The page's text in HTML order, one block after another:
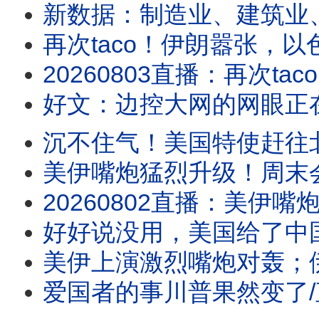
新数据：制造业、建筑
再次taco！伊朗嚣张，以
20260803直播：再次taco！伊朗嚣张，以色列沮丧，川普性格决定战争命运；新
好文：边控大网的网眼正
沉不住气！美国特使赶往
美伊嘴炮猛烈升级！周末会
20260802直播：美伊嘴炮猛烈升级！周末会大打吗？请注意川普人在哪儿？水池子
好好说没用，美国给了中国一
美伊上演激烈嘴炮对轰；伊朗宣
爱国者的事川普果然变了